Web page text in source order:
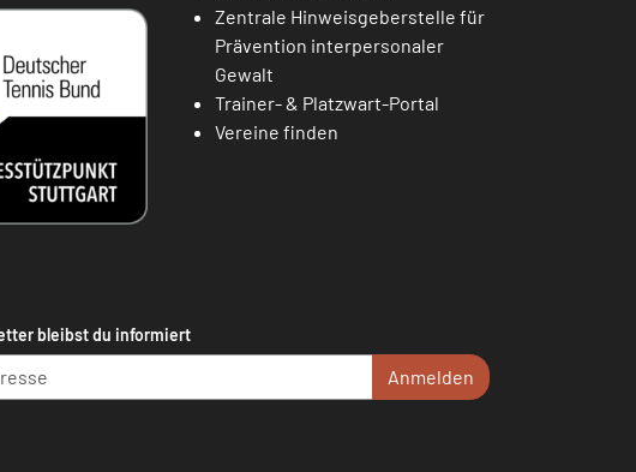
Zentrale Hinweisgeberstelle für
Prävention interpersonaler
Gewalt
Trainer- & Platzwart-Portal
Vereine finden
bleibst du informiert
Anmelden